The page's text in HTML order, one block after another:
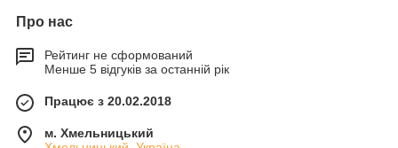
Про нас
Рейтинг не сформований
Менше 5 відгуків за останній рік
Працює з 20.02.2018
м. Хмельницький